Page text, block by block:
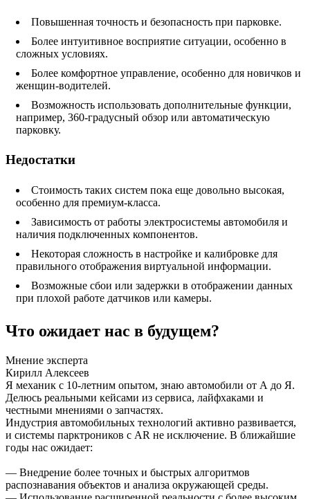
Повышенная точность и безопасность при парковке.
Более интуитивное восприятие ситуации, особенно в
сложных условиях.
Более комфортное управление, особенно для новичков и
женщин-водителей.
Возможность использовать дополнительные функции,
например, 360-градусный обзор или автоматическую
парковку.
Недостатки
Стоимость таких систем пока еще довольно высокая,
особенно для премиум-класса.
Зависимость от работы электросистемы автомобиля и
наличия подключенных компонентов.
Некоторая сложность в настройке и калибровке для
правильного отображения виртуальной информации.
Возможные сбои или задержки в отображении данных
при плохой работе датчиков или камеры.
Что ожидает нас в будущем?
Мнение эксперта
Кирилл Алексеев
Я механик с 10-летним опытом, знаю автомобили от А до Я.
Делюсь реальными кейсами из сервиса, лайфхаками и
честными мнениями о запчастях.
Индустрия автомобильных технологий активно развивается,
и системы парктроников с AR не исключение. В ближайшие
годы нас ожидает:
— Внедрение более точных и быстрых алгоритмов
распознавания объектов и анализа окружающей среды.